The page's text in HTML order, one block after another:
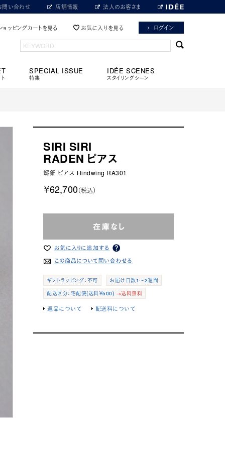
問い合わせ 店舗情報 法人のお客さま
ョッピングカートを見る お気に入りを見る ログイン
SPECIAL ISSUE
特集
IDÉE SCENES
スタイリングシーン
SIRI SIRI
RADEN ピアス
螺鈿 ピアス Hindwing RA301
￥62,700（税込）
ギフトラッピング：不可
お届け日数1～2週間
配送区分：宅配便(送料￥500) →送料無料
返品について 配送料について